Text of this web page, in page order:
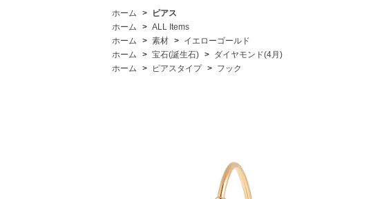
ホーム
ピアス
ホーム
ALL Items
ホーム
素材
イエローゴールド
ホーム
宝石(誕生石)
ダイヤモンド(4月)
ホーム
ピアスタイプ フック